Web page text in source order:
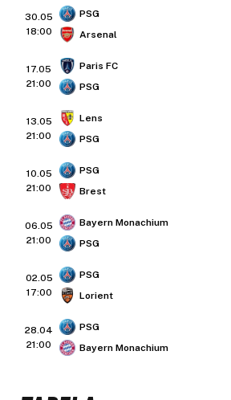
30.05
18:00
PSG
Arsenal
17.05
21:00
Paris FC
PSG
13.05
21:00
Lens
PSG
10.05
21:00
PSG
Brest
06.05
21:00
Bayern Monachium
PSG
02.05
17:00
PSG
Lorient
28.04
21:00
PSG
Bayern Monachium